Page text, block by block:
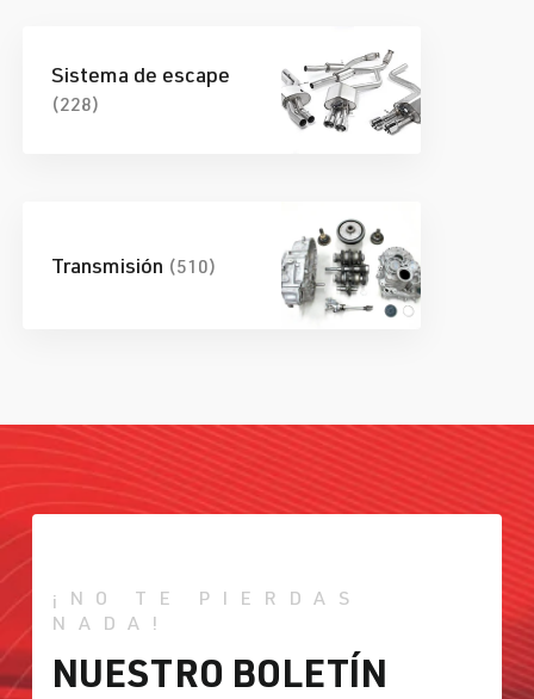
Sistema de escape
(228)
Transmisión (510)
¡NO TE PIERDAS
NADA!
NUESTRO BOLETÍN